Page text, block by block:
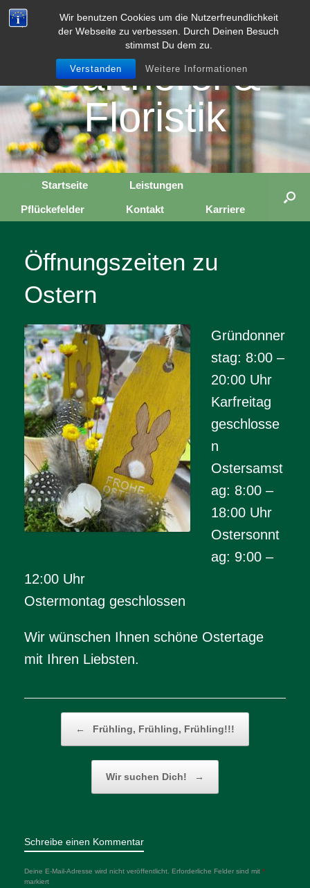
Wir benutzen Cookies um die Nutzerfreundlichkeit
der Webseite zu verbessen. Durch Deinen Besuch
stimmst Du dem zu.
Verstanden Weitere Informationen
Zum
Inhalt
Rollwage
Gärtnerei &
Floristik
Startseite Leistungen
Pflückefelder Kontakt Karriere
Öffnungszeiten zu
Ostern
Gründonner
stag: 8:00 –
20:00 Uhr
Karfreitag
geschlosse
n
Ostersamst
ag: 8:00 –
18:00 Uhr
Ostersonnt
ag: 9:00 –
12:00 Uhr
Ostermontag geschlossen
Wir wünschen Ihnen schöne Ostertage
mit Ihren Liebsten.
← Frühling, Frühling, Frühling!!!
Wir suchen Dich! →
Schreibe einen Kommentar
Deine E-Mail-Adresse wird nicht veröffentlicht. Erforderliche Felder sind mit *
markiert